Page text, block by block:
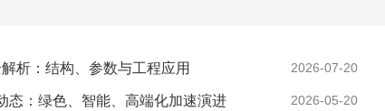
析：结构、参数与工程应用 2026-07-20
态：绿色、智能、高端化加速演进 2026-05-20